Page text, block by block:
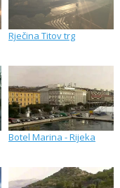
Rječina Titov trg
Botel Marina - Rijeka